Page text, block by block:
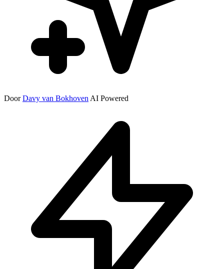
DoorDavy van Bokhoven AI Powered